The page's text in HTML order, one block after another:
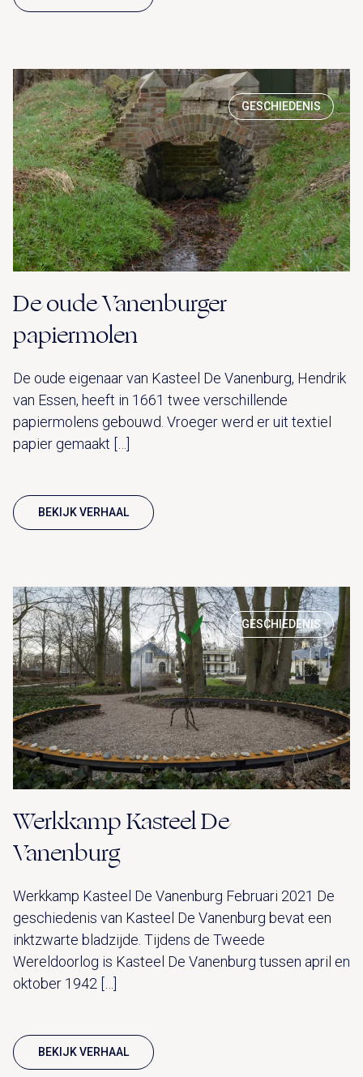
GESCHIEDENIS
De oude Vanenburger
papiermolen
De oude eigenaar van Kasteel De Vanenburg, Hendrik
van Essen, heeft in 1661 twee verschillende
papiermolens gebouwd. Vroeger werd er uit textiel
papier gemaakt […]
BEKIJK VERHAAL
GESCHIEDENIS
Werkkamp Kasteel De
Vanenburg
Werkkamp Kasteel De Vanenburg Februari 2021 De
geschiedenis van Kasteel De Vanenburg bevat een
inktzwarte bladzijde. Tijdens de Tweede
Wereldoorlog is Kasteel De Vanenburg tussen april en
oktober 1942 […]
BEKIJK VERHAAL